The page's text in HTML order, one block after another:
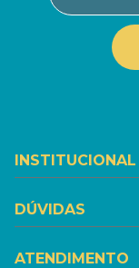
INSTITUCIONAL
DÚVIDAS
ATENDIMENTO